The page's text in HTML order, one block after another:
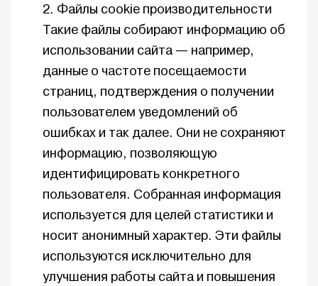
Файлы cookie производительности
Такие файлы собирают информацию об
использовании сайта — например,
данные о частоте посещаемости
страниц, подтверждения о получении
пользователем уведомлений об
ошибках и так далее. Они не сохраняют
информацию, позволяющую
идентифицировать конкретного
пользователя. Собранная информация
используется для целей статистики и
носит анонимный характер. Эти файлы
используются исключительно для
улучшения работы сайта и повышения